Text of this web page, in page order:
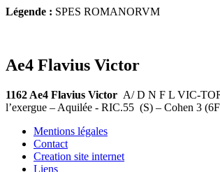
Légende : SPES ROMANORVM
Ae4 Flavius Victor
1162 Ae4 Flavius Victor A/ D N F L VIC-TOR
l’exergue – Aquilée - RIC.55 (S) – Cohen 3
Mentions légales
Contact
Creation site internet
Liens